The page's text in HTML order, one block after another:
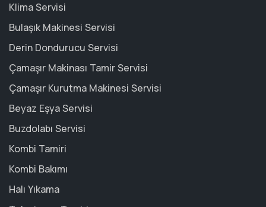
Klima Servisi
Bulaşık Makinesi Servisi
Derin Dondurucu Servisi
Çamaşır Makinası Tamir Servisi
Çamaşır Kurutma Makinesi Servisi
Beyaz Eşya Servisi
Buzdolabı Servisi
Kombi Tamiri
Kombi Bakımı
Halı Yıkama